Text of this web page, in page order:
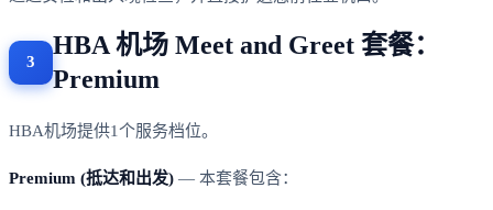
HBA 机场 Meet and Greet 套餐：
Premium
HBA机场提供1个服务档位。
Premium (抵达和出发) — 本套餐包含：